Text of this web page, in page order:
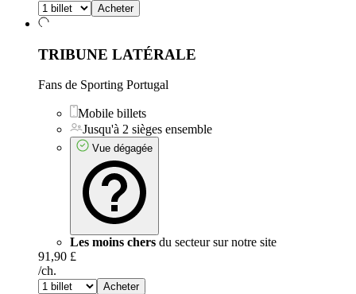
Acheter
TRIBUNE LATÉRALE
Fans de Sporting Portugal
Mobile billets
Jusqu'à 2 sièges ensemble
Vue dégagée
Les moins chers du secteur sur notre site
91,90 £
/ch.
Acheter